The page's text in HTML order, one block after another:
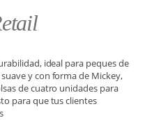
ideal para peques de
y con forma de Mickey,
de cuatro unidades para
para que tus clientes